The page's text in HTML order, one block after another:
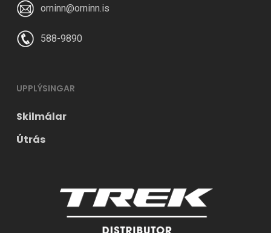
orninn@orninn.is
588-9890
UPPLÝSINGAR
Skilmálar
Útrás